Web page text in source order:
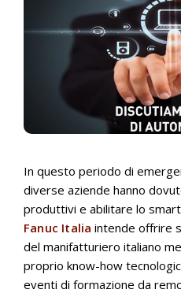
In questo periodo di
diverse aziende hanno
produttivi e abilitare lo
Fanuc Italia intende offrire
del manifatturiero italiano
proprio know-how
eventi di formazione da